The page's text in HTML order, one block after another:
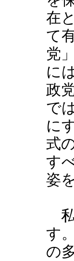
在
て
党
に
政
で
に
式
す
姿
私
す
の